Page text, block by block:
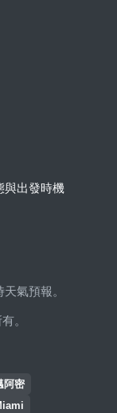
氣預報。
。
與出發時機
阿密